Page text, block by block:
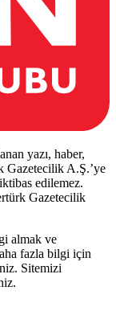
yazı, haber,
Gazetecilik A.Ş.’ye
edilemez.
Gazetecilik
almak ve
fazla bilgi için
Sitemizi